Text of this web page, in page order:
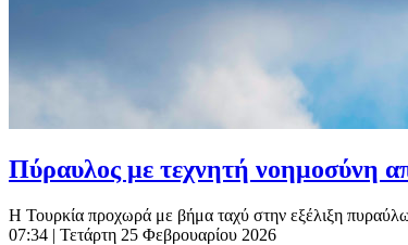
Πύραυλος με τεχνητή νοημοσύνη
Η Τουρκία προχωρά με βήμα ταχύ στην εξέλιξη
07:34 | Τετάρτη 25 Φεβρουαρίου 2026